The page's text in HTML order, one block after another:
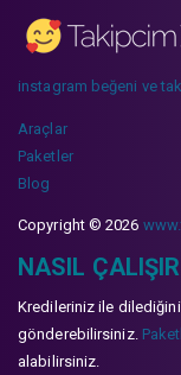
instagram beğeni ve
Araçlar
Paketler
Blog
Copyright © 2026
NASIL ÇALIŞIR
Kredileriniz ile
gönderebilirsiniz.
alabilirsiniz.